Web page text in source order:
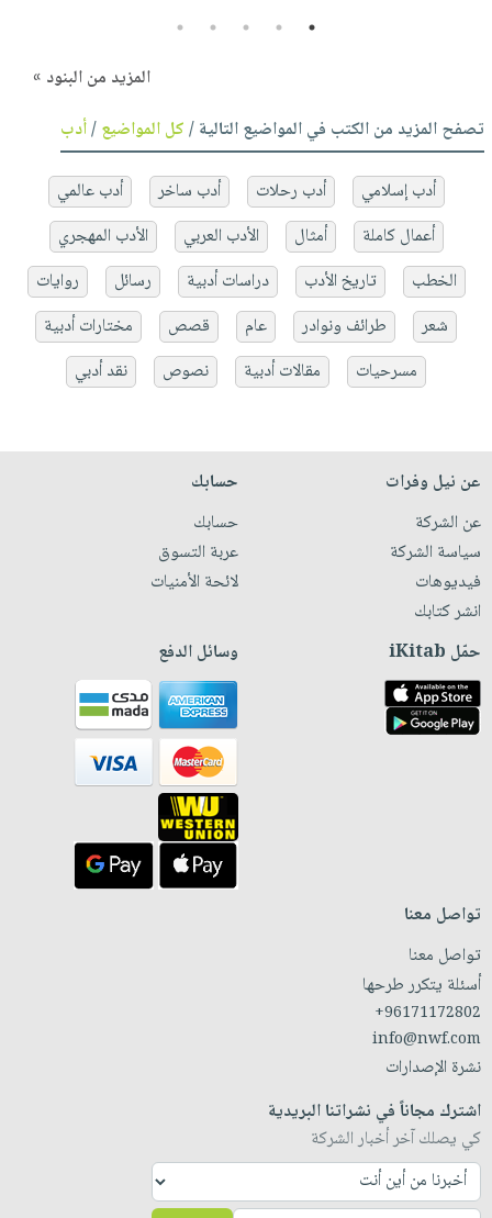
1
2
3
4
5
المزيد من البنود »
تصفح المزيد من الكتب في المواضيع التالية /كل المواضيع/أدب
أدب إسلامي أدب رحلات أدب ساخر
أدب عالمي
أعمال كاملة
أمثال الأدب العربي
الأدب المهجري
الخطب
تاريخ الأدب دراسات أدبية رسائل
روايات
شعر
طرائف ونوادر عام قصص
مختارات أدبية
مسرحيات
مقالات أدبية نصوص نقد أدبي
عن نيل وفرات
عن الشركة
سياسة الشركة
فيديوهات
انشر كتابك
حسابك
حسابك
عربة التسوق
لائحة الأمنيات
حمّل iKitab وسائل الدفع
تواصل معنا
تواصل معنا
أسئلة يتكرر طرحها
+96171172802
info@nwf.com
نشرة الإصدارات
اشترك مجاناً في نشراتنا البريدية
كي يصلك آخر أخبار الشركة